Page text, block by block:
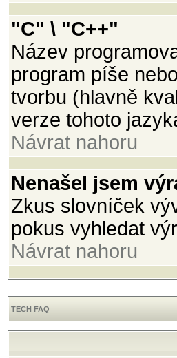
"C" \ "C++"
Název
program píše
tvorbu (hlavně
verze tohoto
Návrat nahoru
Nenašel jsem
Zkus slovníček
pokus vyhledat
Návrat nahoru
TECH FAQ